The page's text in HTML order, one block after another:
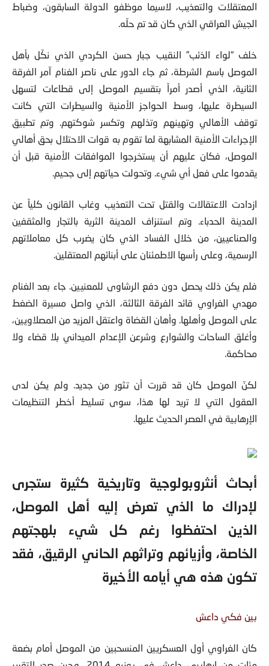
المعتقلات والتعذيب، لاسيما موظفو الدولة السابقون، وضباط
الجيش العراقي الذي كان قد تم حلّه.
خلف “لواء الذئب” النقيب جبار حسن الكردي الذي نكّل بأهل
الموصل باسم الشرطة، ثم جاء الدور على ناصر الغنام آمر الفرقة
الثانية، الذي أصدر أمراً بتقسيم الموصل إلى قطاعات لتسهل
السيطرة عليها، وسط الحواجز الأمنية والسيطرات التي كانت
توقف الأهالي وتهينهم وتذلهم وتكسر شوكتهم. وتم تطبيق
الإجراءات الأمنية المشابهة لما تقوم به قوات الاحتلال بحق أهالي
الموصل، فكان عليهم أن يستخرجوا الموافقات الأمنية قبل أن
يقدموا على فعل أي شيء. وتحولت حياتهم إلى جحيم.
ازدادت الاعتقالات والقتل تحت التعذيب وغاب القانون كلياً عن
المدينة الحدباء. وتم استنزاف المدينة الثرية بالتجار والمثقفين
والصناعيين، من خلال الفساد الذي كان يضرب كل معاملاتهم
الرسمية، وعلى رأسها الاطمئنان على أبنائهم المعتقلين.
فلم يكن ذلك يحصل دون دفع الرشاوى للمعنيين. جاء بعد الغنام
مهدي الغراوي قائد الفرقة الثالثة، الذي واصل مسيرة الضغط
على الموصل وأهلها. وأهان القضاة واعتقل المزيد من المصلاويين،
وأغلق الساحات والشوارع وشرعن الإعدام الميداني بلا قضاء ولا
محاكمة.
لكنّ الموصل كان قد قررت أن تثور من جديد. ولم يكن لدى
العقول التي لا تريد لها هذا، سوى تسليط أخطر التنظيمات
الإرهابية في العصر الحديث عليها.
أبحاث أنثروبولوجية وتاريخية كثيرة ستجرى
لإدراك ما الذي تعرض إليه أهل الموصل،
الذين احتفظوا رغم كل شيء بلهجتهم
الخاصة، وأزيائهم وتراثهم الحاني الرقيق، فقد
تكون هذه هي أيامه الأخيرة
بين فكي داعش
كان الغراوي أول العسكريين المنسحبين من الموصل أمام بضعة